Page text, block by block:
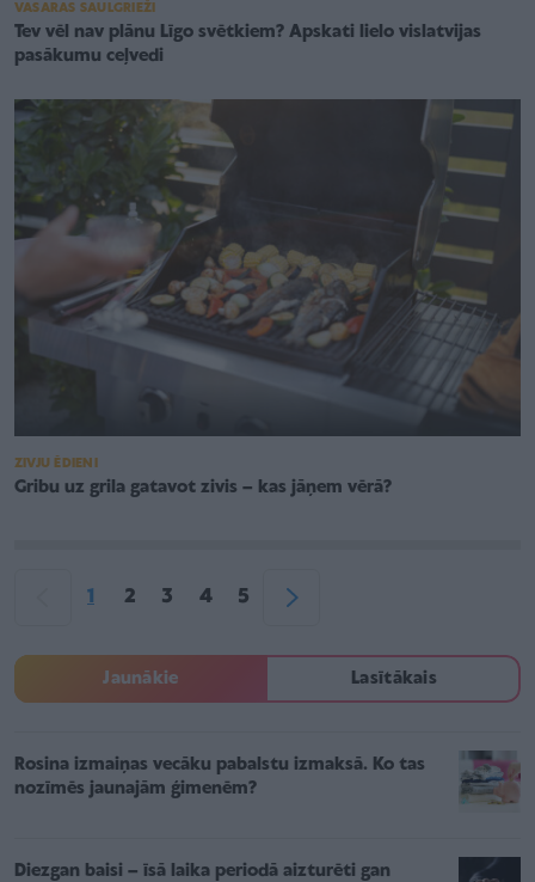
VASARAS SAULGRIEŽI
Tev vēl nav plānu Līgo svētkiem? Apskati lielo vislatvijas
pasākumu ceļvedi
ZIVJU ĒDIENI
Gribu uz grila gatavot zivis – kas jāņem vērā?
1 2 3 4 5
Jaunākie Lasītākais
Rosina izmaiņas vecāku pabalstu izmaksā. Ko tas
nozīmēs jaunajām ģimenēm?
Diezgan baisi – īsā laika periodā aizturēti gan